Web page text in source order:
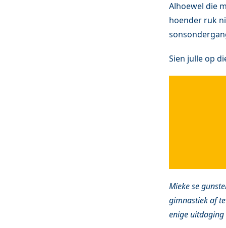
Alhoewel die
hoender ruk
Sien julle op
Mieke se
gimnastiek af
enige